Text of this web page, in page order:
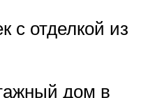
с отделкой из
дом в